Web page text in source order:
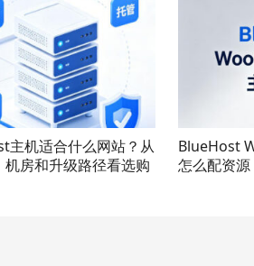
主机适合什么网站？从
机房和升级路径看选购
BlueHost
怎么配资源